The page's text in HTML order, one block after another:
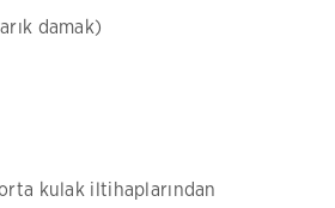
damak)
kulak iltihaplarından